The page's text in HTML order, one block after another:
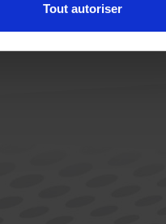
Tout autoriser